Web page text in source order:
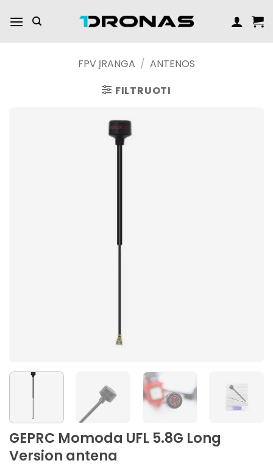
turinį
FPV ĮRANGA / ANTENOS
FILTRUOTI
GEPRC Momoda UFL 5.8G Long
Version antena